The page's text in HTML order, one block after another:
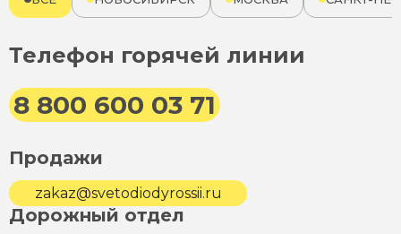
Телефон горячей линии
8 800 600 03 71
Продажи
zakaz@svetodiodyrossii.ru
Дорожный отдел